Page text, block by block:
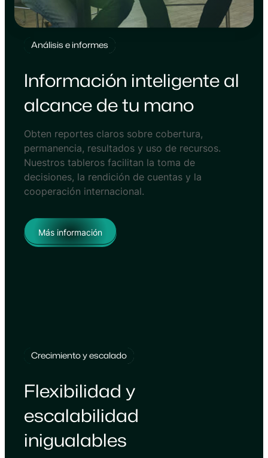
Análisis e informes
Información inteligente al
alcance de tu mano
Obten reportes claros sobre cobertura,
permanencia, resultados y uso de recursos.
Nuestros tableros facilitan la toma de
decisiones, la rendición de cuentas y la
cooperación internacional.
Más información
Crecimiento y escalado
Flexibilidad y
escalabilidad
inigualables